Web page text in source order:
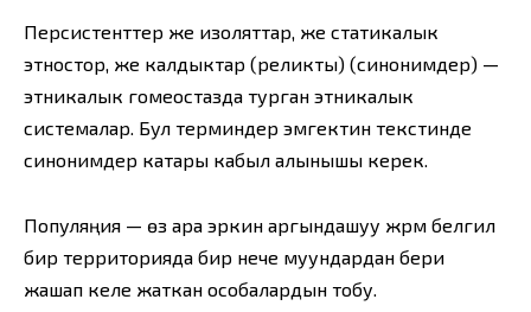
Персистенттер же изоляттар, же статикалык
этностор, же калдыктар (реликты) (синонимдер) —
этникалык гомеостазда турган этникалык
системалар. Бул терминдер эмгектин текстинде
синонимдер катары кабыл алынышы керек.
Популяңия — өз ара эркин аргындашуу жүрүүмү белгилүү
бир территорияда бир нече муундардан бери
жашап келе жаткан особалардын тобу.